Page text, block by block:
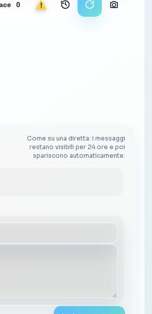
0 SegnalaArchivio immagini
Ricarica stream
Scarica foto
Come su una diretta: i messaggi
restano visibili per 24 ore e poi
spariscono automaticamente.